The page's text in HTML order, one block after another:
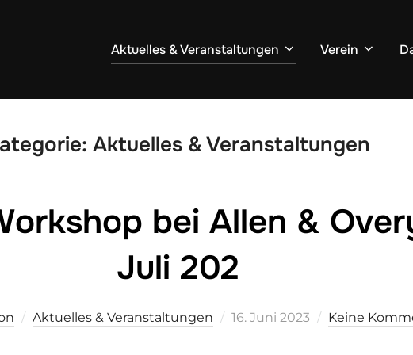
Aktuelles & Veranstaltungen Verein
Aktuelles & Veranstaltungen
bei Allen &
Juli 202
Aktuelles & Veranstaltungen
Veröffentlicht
16. Juni 2023 Keine